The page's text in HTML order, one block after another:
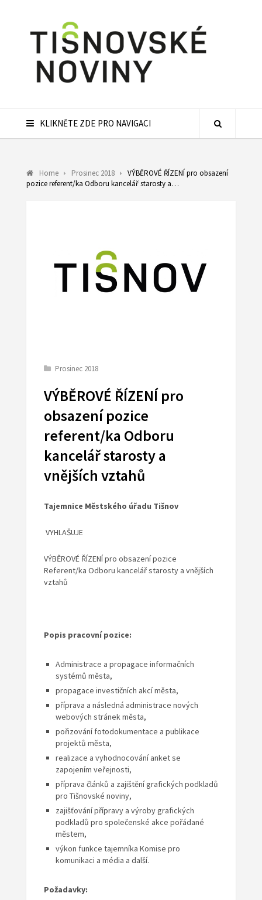
KLIKNĚTE ZDE PRO NAVIGACI
Home Prosinec 2018
VÝBĚROVÉ ŘÍZENÍ pro obsazení
pozice referent/ka Odboru kancelář starosty a…
Prosinec 2018
VÝBĚROVÉ ŘÍZENÍ pro
obsazení pozice
referent/ka Odboru
kancelář starosty a
vnějších vztahů
Tajemnice Městského úřadu Tišnov
VYHLAŠUJE
VÝBĚROVÉ ŘÍZENÍ pro obsazení pozice
Referent/ka Odboru kancelář starosty a vnějších
vztahů
Popis pracovní pozice:
Administrace a propagace informačních
systémů města,
propagace investičních akcí města,
příprava a následná administrace nových
webových stránek města,
pořizování fotodokumentace a publikace
projektů města,
realizace a vyhodnocování anket se
zapojením veřejnosti,
příprava článků a zajištění grafických podkladů
pro Tišnovské noviny,
zajišťování přípravy a výroby grafických
podkladů pro společenské akce pořádané
městem,
výkon funkce tajemníka Komise pro
komunikaci a média a další.
Požadavky: